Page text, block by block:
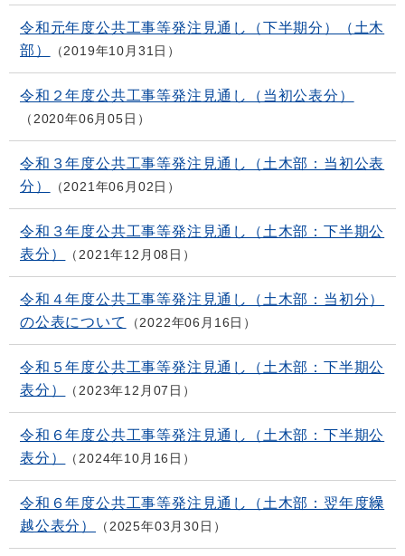
令和元年度公共工事等発注見通し（下半期分）（土木
部）
2019年10月31日
令和２年度公共工事等発注見通し（当初公表分）
2020年06月05日
令和３年度公共工事等発注見通し（土木部：当初公表
分）
2021年06月02日
令和３年度公共工事等発注見通し（土木部：下半期公
表分）
2021年12月08日
令和４年度公共工事等発注見通し（土木部：当初分）
の公表について
2022年06月16日
令和５年度公共工事等発注見通し（土木部：下半期公
表分）
2023年12月07日
令和６年度公共工事等発注見通し（土木部：下半期公
表分）
2024年10月16日
令和６年度公共工事等発注見通し（土木部：翌年度繰
越公表分）
2025年03月30日